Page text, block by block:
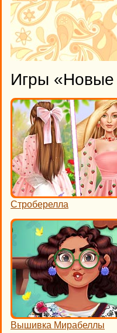
Игры «Новые
Строберелла
Вышивка Мирабеллы